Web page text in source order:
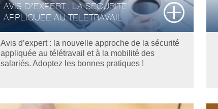
AVIS D’EXPERT : LA SECURITE
APPLIQUEE AU TELETRAVAIL
Avis d’expert : la nouvelle approche de la sécurité
appliquée au télétravail et à la mobilité des
salariés. Adoptez les bonnes pratiques !